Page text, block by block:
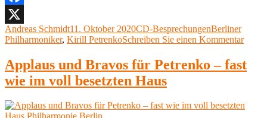
und
Kirill
Petrenko“
Facebook
X
Autor
Andreas SchmidtVeröffentlicht
am
11. Oktober 2020Kategorien
CD-BesprechungenSchlagwörter
Berliner
Philharmoniker, Kirill PetrenkoSchreiben Sie einen Kommentarzu
und
Applaus und Bravos für Petrenko – fast
wie im voll besetzten Haus